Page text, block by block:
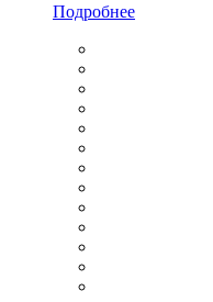
Подробнее